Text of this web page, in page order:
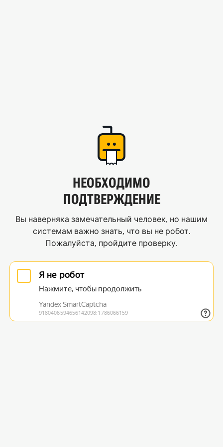
НЕОБХОДИМО
ПОДТВЕРЖДЕНИЕ
Вы наверняка замечательный человек, но нашим
системам важно знать, что вы не робот.
Пожалуйста, пройдите проверку.